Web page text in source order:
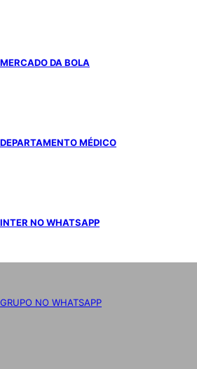
MERCADO DA BOLA
DEPARTAMENTO MÉDICO
INTER NO WHATSAPP
GRUPO NO WHATSAPP